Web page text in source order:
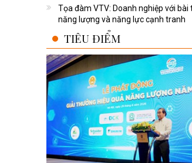
Tọa đàm VTV: Doanh nghiệp với bài
năng lượng và năng lực cạnh tranh
TIÊU ĐIỂM